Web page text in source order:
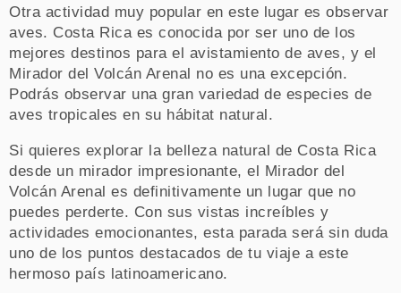
Otra actividad muy popular en este lugar es observar
aves. Costa Rica es conocida por ser uno de los
mejores destinos para el avistamiento de aves, y el
Mirador del Volcán Arenal no es una excepción.
Podrás observar una gran variedad de especies de
aves tropicales en su hábitat natural.
Si quieres explorar la belleza natural de Costa Rica
desde un mirador impresionante, el Mirador del
Volcán Arenal es definitivamente un lugar que no
puedes perderte. Con sus vistas increíbles y
actividades emocionantes, esta parada será sin duda
uno de los puntos destacados de tu viaje a este
hermoso país latinoamericano.